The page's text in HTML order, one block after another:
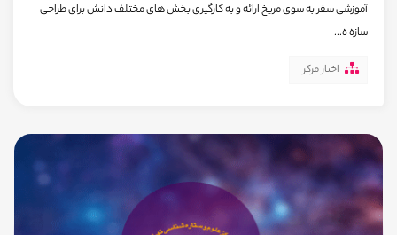
آموزشی سفر به سوی مریخ ارائه و به کارگیری بخش های مختلف دانش برای طراحی
سازه ه...
اخبار مرکز